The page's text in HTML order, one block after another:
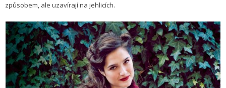
způsobem, ale uzavírají na jehlicích.